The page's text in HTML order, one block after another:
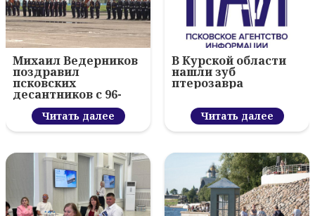
Михаил Ведерников
поздравил
псковских
десантников с 96-
летием ВДВ и
вручил награды
Читать далее
В Курской области
нашли зуб
птерозавра
Читать далее